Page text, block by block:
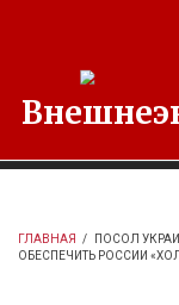
ГЛАВНАЯ /
ПОСОЛ
ОБЕСПЕЧИТЬ РОССИИ